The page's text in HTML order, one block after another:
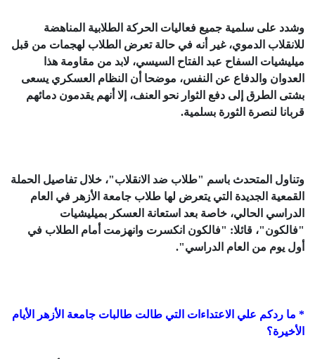
وشدد على سلمية جميع فعاليات الحركة الطلابية المناهضة
للانقلاب الدموي، غير أنه في حالة تعرض الطلاب لهجمات من قبل
ميليشيات السفاح عبد الفتاح السيسي، لابد من مقاومة هذا
العدوان والدفاع عن النفس، موضحا أن النظام العسكري يسعى
بشتى الطرق إلى دفع الثوار نحو العنف، إلا أنهم يقدمون دمائهم
قربانا لنصرة الثورة بسلمية.
وتناول المتحدث باسم "طلاب ضد الانقلاب"، خلال تفاصيل الحملة
القمعية الجديدة التي يتعرض لها طلاب جامعة الأزهر في العام
الدراسي الحالي، خاصة بعد استعانة العسكر بميليشيات
"فالكون"، قائلا: "فالكون انكسرت وانهزمت أمام الطلاب في
أول يوم من العام الدراسي".
* ما ردكم علي الاعتداءات التي طالت طالبات جامعة الأزهر الأيام
الأخيرة؟